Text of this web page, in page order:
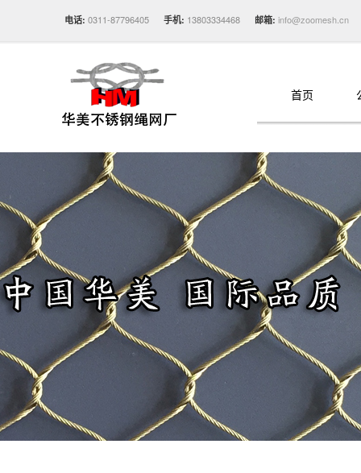
电话: 0311-87796405 手机: 13803334468 邮箱: info@zoomesh.cn
首页